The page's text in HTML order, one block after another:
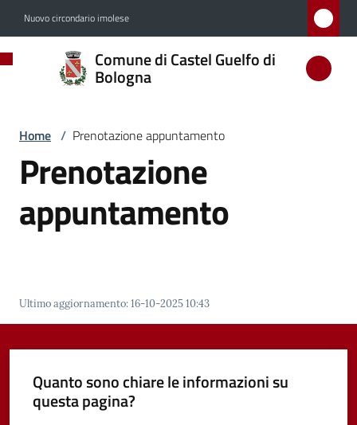
Nuovo circondario imolese
Comune di Castel Guelfo di
Bologna
Comune
di
Guelfo
di
Bologna
Vivere
Castel
Guelfo
Home / Prenotazione appuntamento
Prenotazione
appuntamento
Ultimo aggiornamento:16-10-2025 10:43
Quanto sono chiare le informazioni su
questa pagina?